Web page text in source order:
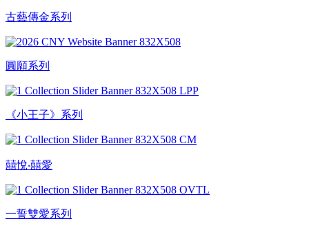
古藝傳金系列
圓願系列
《小王子》系列
囍悅‧囍愛
一誓雙愛系列